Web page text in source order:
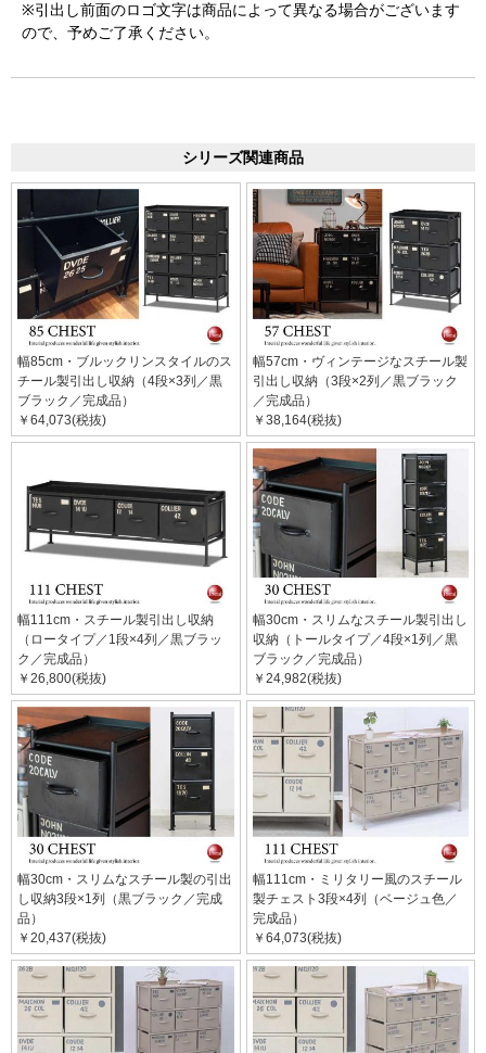
※引出し前面のロゴ文字は商品によって異なる場合がございます
ので、予めご了承ください。
シリーズ関連商品
幅85cm・ブルックリンスタイルのス
チール製引出し収納（4段×3列／黒
ブラック／完成品）
￥64,073(税抜)
幅57cm・ヴィンテージなスチール製
引出し収納（3段×2列／黒ブラック
／完成品）
￥38,164(税抜)
幅111cm・スチール製引出し収納
（ロータイプ／1段×4列／黒ブラッ
ク／完成品）
￥26,800(税抜)
幅30cm・スリムなスチール製引出し
収納（トールタイプ／4段×1列／黒
ブラック／完成品）
￥24,982(税抜)
幅30cm・スリムなスチール製の引出
し収納3段×1列（黒ブラック／完成
品）
￥20,437(税抜)
幅111cm・ミリタリー風のスチール
製チェスト3段×4列（ベージュ色／
完成品）
￥64,073(税抜)